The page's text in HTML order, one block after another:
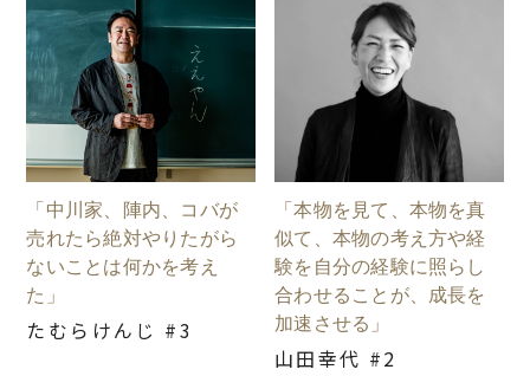
「中川家、陣内、コバが
売れたら絶対やりたがら
ないことは何かを考え
た」
たむらけんじ #3
「本物を見て、本物を真
似て、本物の考え方や経
験を自分の経験に照らし
合わせることが、成長を
加速させる」
山田幸代 #2